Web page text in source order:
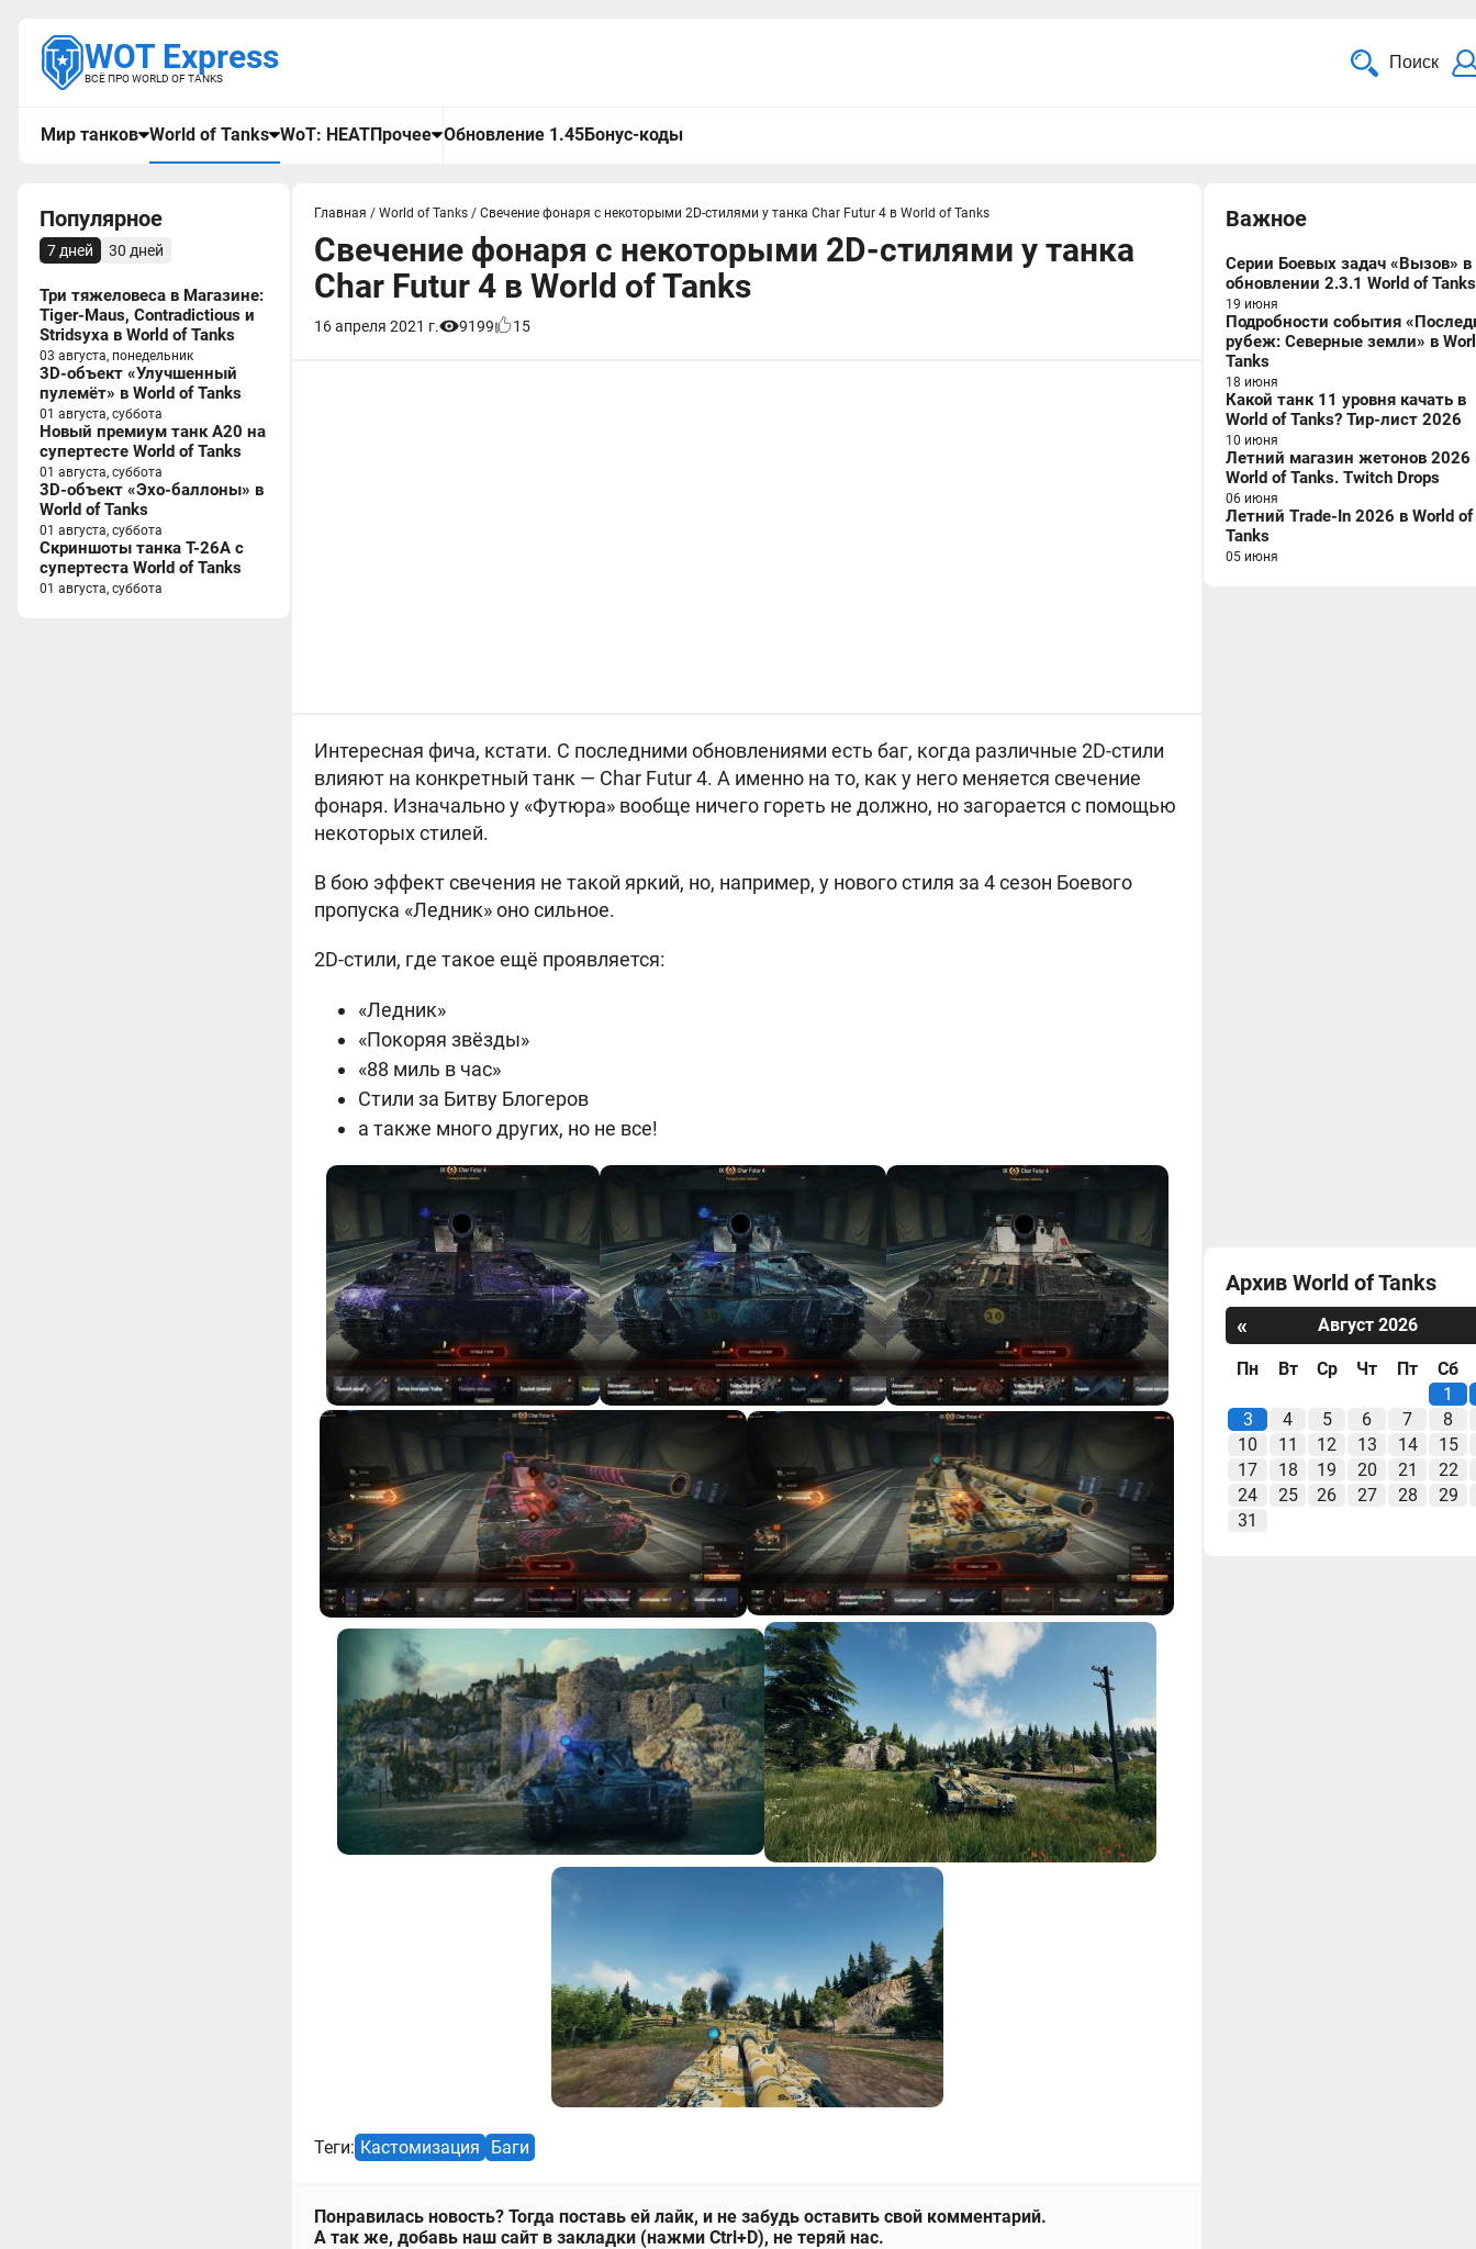
WOT Express
ВСЁ ПРО WORLD OF TANKS
Поиск
Мир танков World of Tanks WoT: HEATПрочее Обновление 1.45Бонус-коды
Популярное
7 дней 30 дней
Три тяжеловеса в Магазине:
Tiger-Maus, Contradictious и
Stridsyxa в World of Tanks
03 августа, понедельник
3D-объект «Улучшенный
пулемёт» в World of Tanks
01 августа, суббота
Новый премиум танк A20 на
супертесте World of Tanks
01 августа, суббота
3D-объект «Эхо-баллоны» в
World of Tanks
01 августа, суббота
Скриншоты танка T-26A с
супертеста World of Tanks
01 августа, суббота
Главная / World of Tanks / Свечение фонаря с некоторыми 2D-стилями у танка Char Futur 4 в World of Tanks
Свечение фонаря с некоторыми 2D-стилями у танка
Char Futur 4 в World of Tanks
16 апреля 2021 г. 9199 15
Интересная фича, кстати. С последними обновлениями есть баг, когда различные 2D-стили
влияют на конкретный танк — Char Futur 4. А именно на то, как у него меняется свечение
фонаря. Изначально у «Футюра» вообще ничего гореть не должно, но загорается с помощью
некоторых стилей.
В бою эффект свечения не такой яркий, но, например, у нового стиля за 4 сезон Боевого
пропуска «Ледник» оно сильное.
2D-стили, где такое ещё проявляется:
«Ледник»
«Покоряя звёзды»
«88 миль в час»
Стили за Битву Блогеров
а также много других, но не все!
Теги: Кастомизация Баги
Понравилась новость? Тогда поставь ей лайк, и не забудь оставить свой комментарий.
А так же, добавь наш сайт в закладки (нажми Ctrl+D), не теряй нас.
Важное
Серии Боевых задач «Вызов» в
обновлении 2.3.1 World of Tanks
19 июня
Подробности события
рубеж: Северные земли» в
Tanks
18 июня
Какой танк 11 уровня качать в
World of Tanks? Тир-лист 2026
10 июня
Летний магазин жетонов 2026
World of Tanks. Twitch Drops
06 июня
Летний Trade-In 2026 в World of
Tanks
05 июня
Архив World of Tanks
«
Август 2026
Пн Вт Ср Чт Пт
Сб
1
3
4 5 6 7
8
10
11 12 13 14
15
17
18 19 20 21
22
24
25 26 27 28
29
31